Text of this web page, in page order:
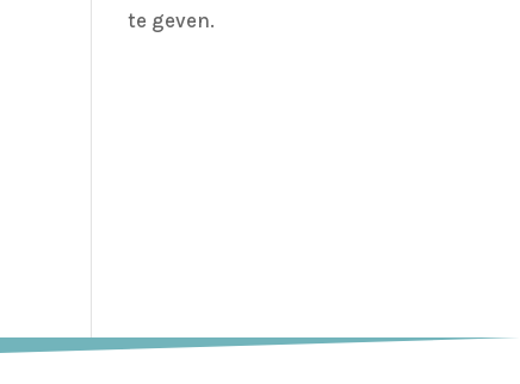
te geven.